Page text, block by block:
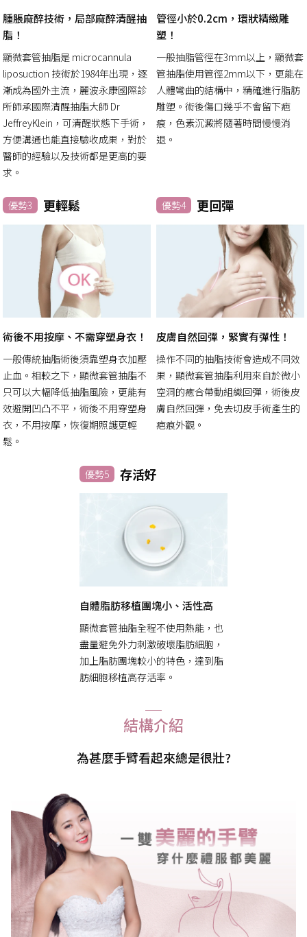
腫脹麻醉技術，局部麻醉清醒抽
脂！
顯微套管抽脂是 microcannula
liposuction 技術於1984年出現，逐
漸成為國外主流，麗波永康國際診
所師承國際清醒抽脂大師 Dr
JeffreyKlein，可清醒狀態下手術，
方便溝通也能直接驗收成果，對於
醫師的經驗以及技術都是更高的要
求。
管徑小於0.2cm，環狀精緻雕
塑！
一般抽脂管徑在3mm以上，顯微套
管抽脂使用管徑2mm以下，更能在
人體彎曲的結構中，精確進行脂肪
雕塑。術後傷口幾乎不會留下疤
痕，色素沉澱將隨著時間慢慢消
退。
優勢3 更輕鬆
術後不用按摩、不需穿塑身衣！
一般傳統抽脂術後須靠塑身衣加壓
止血。相較之下，顯微套管抽脂不
只可以大幅降低抽脂風險，更能有
效避開凹凸不平，術後不用穿塑身
衣，不用按摩，恢復期照護更輕
鬆。
優勢4 更回彈
皮膚自然回彈，緊實有彈性！
操作不同的抽脂技術會造成不同效
果，顯微套管抽脂利用來自於微小
空洞的癒合帶動組織回彈，術後皮
膚自然回彈，免去切皮手術產生的
疤痕外觀。
優勢5 存活好
自體脂肪移植團塊小、活性高
顯微套管抽脂全程不使用熱能，也
盡量避免外力刺激破壞脂肪細胞，
加上脂肪團塊較小的特色，達到脂
肪細胞移植高存活率。
結構介紹
為甚麼手臂看起來總是很壯?